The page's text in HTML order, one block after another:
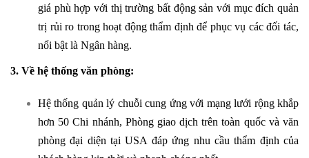
giá phù hợp với thị trường bất động sản với mục đích quản
trị rủi ro trong hoạt động thẩm định để phục vụ các đối tác,
nổi bật là Ngân hàng.
3. Về hệ thống văn phòng:
Hệ thống quản lý chuỗi cung ứng với mạng lưới rộng khắp
hơn 50 Chi nhánh, Phòng giao dịch trên toàn quốc và văn
phòng đại diện tại USA đáp ứng nhu cầu thẩm định của